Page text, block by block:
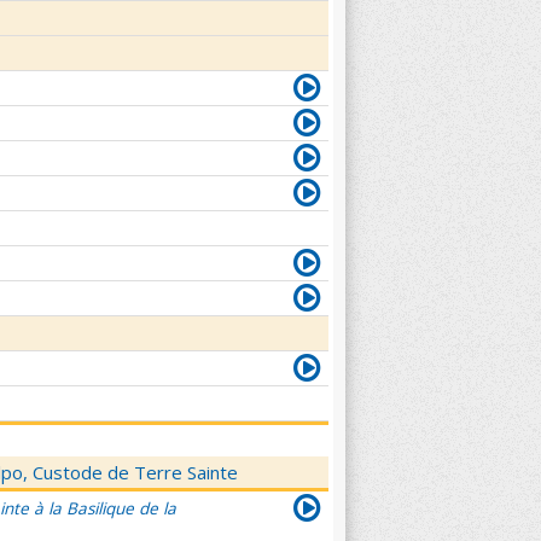
Custode de Terre Sainte
à la Basilique de la